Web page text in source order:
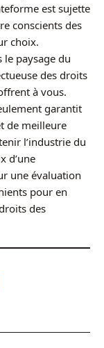
est sujette
conscients des
choix.
le paysage du
des droits
à vous.
garantit
de meilleure
l’industrie du
d’une
une évaluation
pour en
des